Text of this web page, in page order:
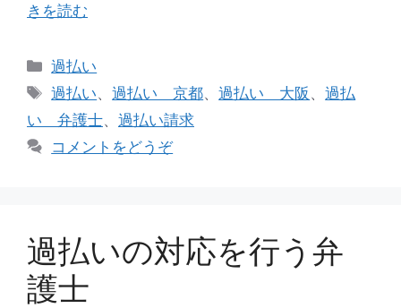
きを読む
カ
テ
リ
ー
過払い
タ
グ
過払い、過払い 京都、過払い 大阪 、過払
い 弁護士、 過払い請求
コメントをどうぞ
過払いの対応を行う弁
護士